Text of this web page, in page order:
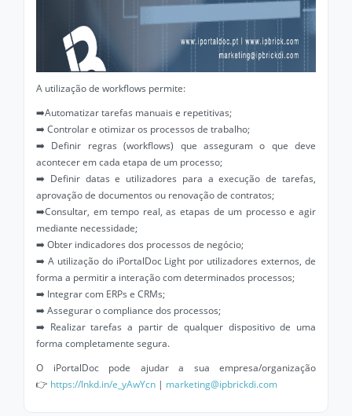
A utilização de workflows permite:
➡️Automatizar tarefas manuais e repetitivas;
➡️ Controlar e otimizar os processos de trabalho;
➡️ Definir regras (workflows) que asseguram o que deve
acontecer em cada etapa de um processo;
➡️ Definir datas e utilizadores para a execução de tarefas,
aprovação de documentos ou renovação de contratos;
➡️Consultar, em tempo real, as etapas de um processo e agir
mediante necessidade;
➡️ Obter indicadores dos processos de negócio;
➡️ A utilização do iPortalDoc Light por utilizadores externos, de
forma a permitir a interação com determinados processos;
➡️ Integrar com ERPs e CRMs;
➡️ Assegurar o compliance dos processos;
➡️ Realizar tarefas a partir de qualquer dispositivo de uma
forma completamente segura.
O iPortalDoc pode ajudar a sua empresa/organização
👉 https://lnkd.in/e_yAwYcn | marketing@ipbrickdi.com